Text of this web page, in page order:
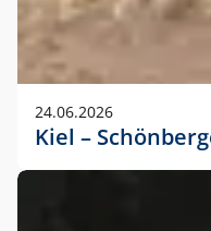
24.06.2026
Kiel –